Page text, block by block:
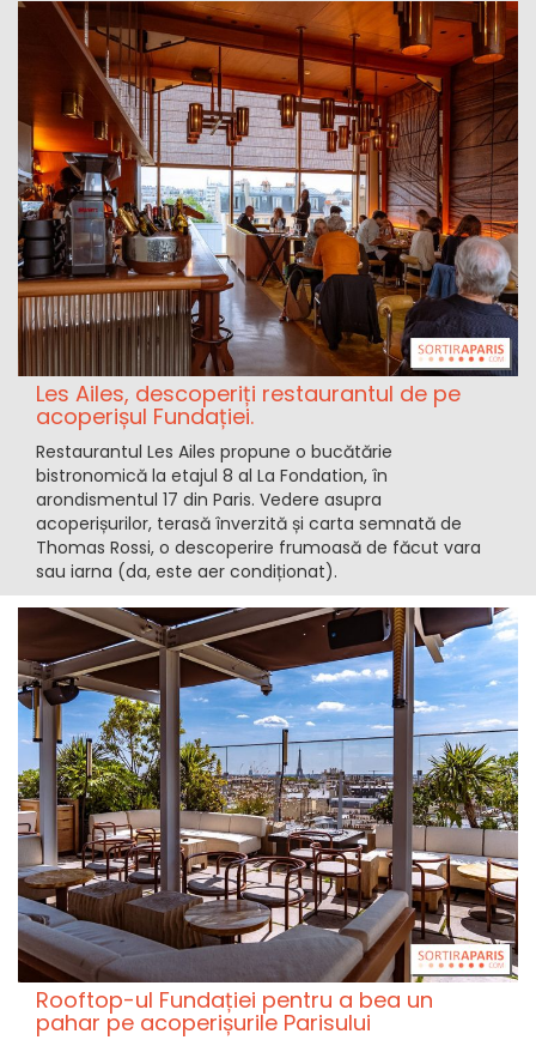
Les Ailes, descoperiți restaurantul de pe
acoperișul Fundației.
Restaurantul Les Ailes propune o bucătărie
bistronomică la etajul 8 al La Fondation, în
arondismentul 17 din Paris. Vedere asupra
acoperișurilor, terasă înverzită și carta semnată de
Thomas Rossi, o descoperire frumoasă de făcut vara
sau iarna (da, este aer condiționat).
Rooftop-ul Fundației pentru a bea un
pahar pe acoperișurile Parisului